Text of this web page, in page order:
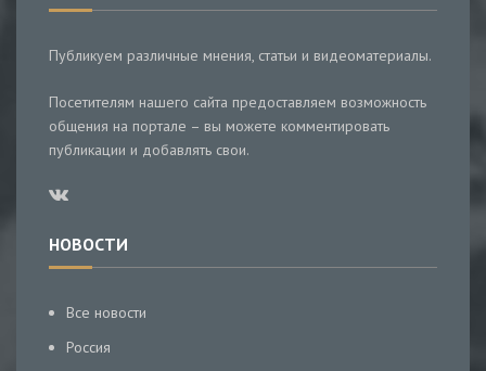
Публикуем различные мнения, статьи и видеоматериалы.
Посетителям нашего сайта предоставляем возможность
общения на портале – вы можете комментировать
публикации и добавлять свои.
НОВОСТИ
Все новости
Россия